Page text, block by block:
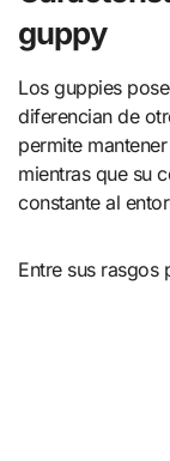
guppy
Los guppies
diferencian de
permite
mientras que su
constante al
Entre sus rasgos